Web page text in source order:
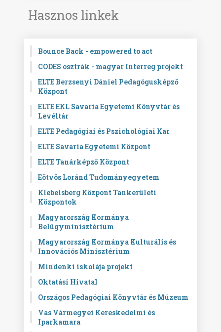
Hasznos linkek
Bounce Back - empowered to act
CODES osztrák - magyar Interreg projekt
ELTE Berzsenyi Dániel Pedagógusképző
Központ
ELTE EKL Savaria Egyetemi Könyvtár és
Levéltár
ELTE Pedagógiai és Pszichológiai Kar
ELTE Savaria Egyetemi Központ
ELTE Tanárképző Központ
Eötvös Loránd Tudományegyetem
Klebelsberg Központ Tankerületi
Központok
Magyarország Kormánya
Belügyminisztérium
Magyarország Kormánya Kulturális és
Innovációs Minisztérium
Mindenki iskolája projekt
Oktatási Hivatal
Országos Pedagógiai Könyvtár és Múzeum
Vas Vármegyei Kereskedelmi és
Iparkamara